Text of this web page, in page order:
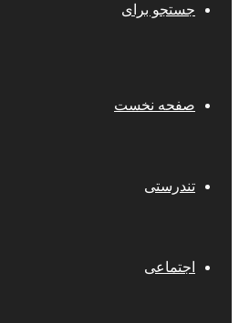
جستجو برای
صفحه نخست
تندرستی
اجتماعی